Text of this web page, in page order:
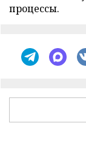
процессы.